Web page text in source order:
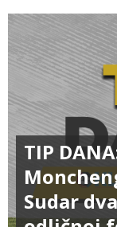
TIP
Sudar